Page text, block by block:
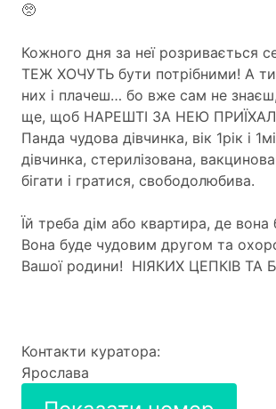
🥺
Кожного дня за неї розривається
ТЕЖ ХОЧУТЬ бути потрібними! А
них і плачеш… бо вже сам не
ще, щоб НАРЕШТІ ЗА НЕЮ
Панда чудова дівчинка, вік 1рік і
дівчинка, стерилізована,
бігати і гратися, свободолюбива.
Їй треба дім або квартира, де вона
Вона буде чудовим другом та
Вашої родини! НІЯКИХ ЦЕПКІВ ТА
Контакти куратора:
Ярослава